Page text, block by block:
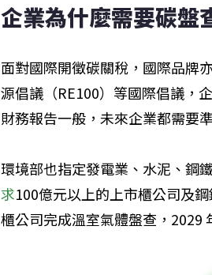
企業為什麼需要碳盤
面對國際開徵碳關稅，國際品牌
源倡議（RE100）等國際倡議，
財務報告一般，未來企業都需要
環境部也指定發電業、水泥、鋼
求100億元以上的上市櫃公司及
櫃公司完成溫室氣體盤查，2029